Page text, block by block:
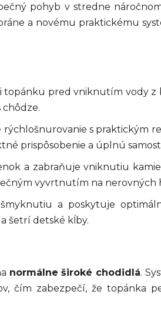
pohyb v stredne
a novému praktickému
pred vniknutím vody z
s praktickým
prispôsobenie a úplnú
a zabraňuje vniknutiu
vyvrtnutím na nerovných
a poskytuje
šetrí detské kĺby.
normálne široké chodidlá.
čím zabezpečí, že topánka